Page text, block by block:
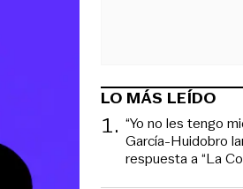
LO MÁS LEÍDO
1. “Yo no les tengo
García-Huidobro
respuesta a “La